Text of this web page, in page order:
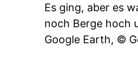
Es ging, aber es
noch Berge hoch
Google Earth, ©